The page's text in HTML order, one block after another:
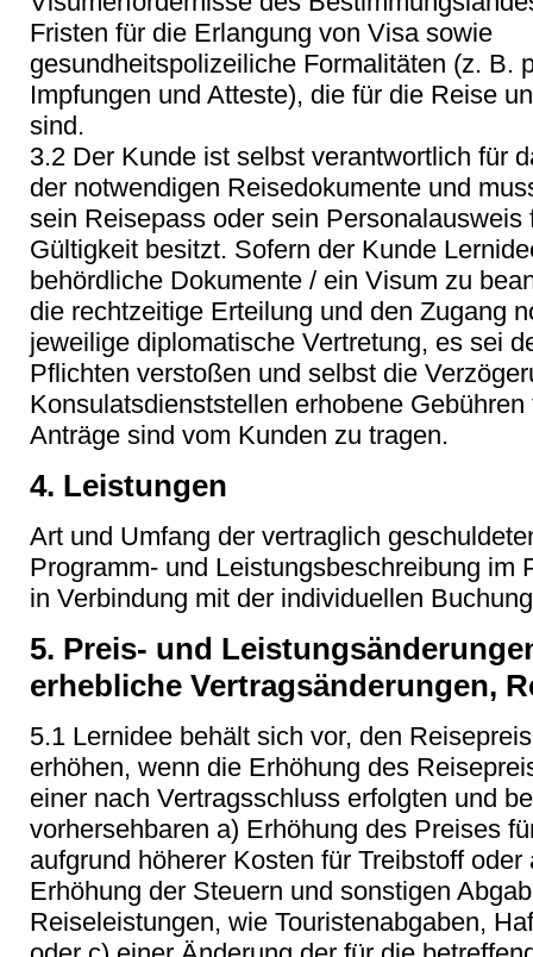
Fristen für die Erlangung von Visa sowie
gesundheitspolizeiliche Formalitäten (z. B.
Impfungen und Atteste), die für die Reise
sind.
3.2 Der Kunde ist selbst verantwortlich für
der notwendigen Reisedokumente und
sein Reisepass oder sein
Gültigkeit besitzt. Sofern der Kunde
behördliche Dokumente / ein Visum zu
die rechtzeitige Erteilung und den Zugang
jeweilige diplomatische Vertretung, es sei
Pflichten verstoßen und selbst die
Konsulatsdienststellen erhobene
Anträge sind vom Kunden zu tragen.
4. Leistungen
Art und Umfang der vertraglich
Programm- und Leistungsbeschreibung im
in Verbindung mit der individuellen
5. Preis- und
erhebliche Vertragsänderungen,
5.1 Lernidee behält sich vor, den
erhöhen, wenn die Erhöhung des
einer nach Vertragsschluss erfolgten und
vorhersehbaren a) Erhöhung des Preises
aufgrund höherer Kosten für Treibstoff
Erhöhung der Steuern und sonstigen
Reiseleistungen, wie Touristenabgaben,